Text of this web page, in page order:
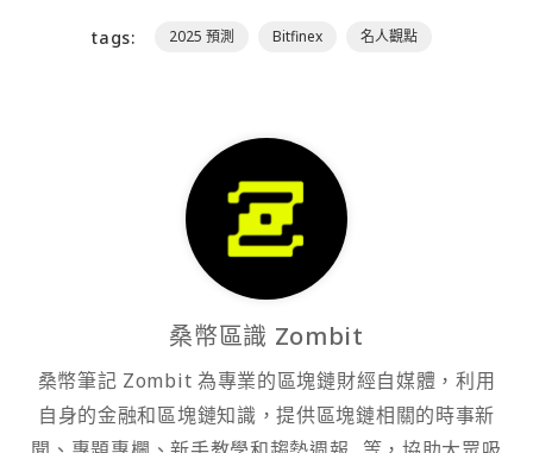
tags: 2025 預測 Bitfinex 名人觀點
桑幣區識 Zombit
桑幣筆記 Zombit 為專業的區塊鏈財經自媒體，利用
自身的金融和區塊鏈知識，提供區塊鏈相關的時事新